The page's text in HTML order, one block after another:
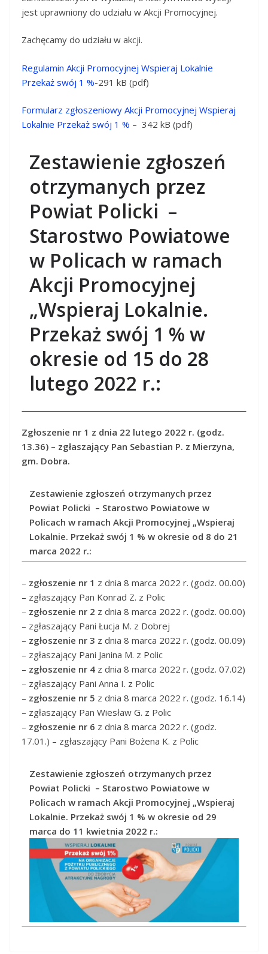
jest uprawniony do udziału w Akcji Promocyjnej.
Zachęcamy do udziału w akcji.
Regulamin Akcji Promocyjnej Wspieraj Lokalnie
Przekaż swój 1 %-291 kB (pdf)
Formularz zgłoszeniowy Akcji Promocyjnej Wspieraj
Lokalnie Przekaż swój 1 % – 342 kB (pdf)
Zestawienie zgłoszeń
otrzymanych przez
Powiat Policki –
Starostwo Powiatowe
w Policach w ramach
Akcji Promocyjnej
„Wspieraj Lokalnie.
Przekaż swój 1 % w
okresie od 15 do 28
lutego 2022 r.:
Zgłoszenie nr 1 z dnia 22 lutego 2022 r. (godz.
13.36) – zgłaszający Pan Sebastian P. z Mierzyna,
gm. Dobra.
Zestawienie zgłoszeń otrzymanych przez
Powiat Policki – Starostwo Powiatowe w
Policach w ramach Akcji Promocyjnej „Wspieraj
Lokalnie. Przekaż swój 1 % w okresie od 8 do 21
marca 2022 r.:
– zgłoszenie nr 1 z dnia 8 marca 2022 r. (godz. 00.00)
– zgłaszający Pan Konrad Z. z Polic
– zgłoszenie nr 2 z dnia 8 marca 2022 r. (godz. 00.00)
– zgłaszający Pani Łucja M. z Dobrej
– zgłoszenie nr 3 z dnia 8 marca 2022 r. (godz. 00.09)
– zgłaszający Pani Janina M. z Polic
– zgłoszenie nr 4 z dnia 8 marca 2022 r. (godz. 07.02)
– zgłaszający Pani Anna I. z Polic
– zgłoszenie nr 5 z dnia 8 marca 2022 r. (godz. 16.14)
– zgłaszający Pan Wiesław G. z Polic
– zgłoszenie nr 6 z dnia 8 marca 2022 r. (godz.
17.01.) – zgłaszający Pani Bożena K. z Polic
Zestawienie zgłoszeń otrzymanych przez
Powiat Policki – Starostwo Powiatowe w
Policach w ramach Akcji Promocyjnej „Wspieraj
Lokalnie. Przekaż swój 1 % w okresie od 29
marca do 11 kwietnia 2022 r.: